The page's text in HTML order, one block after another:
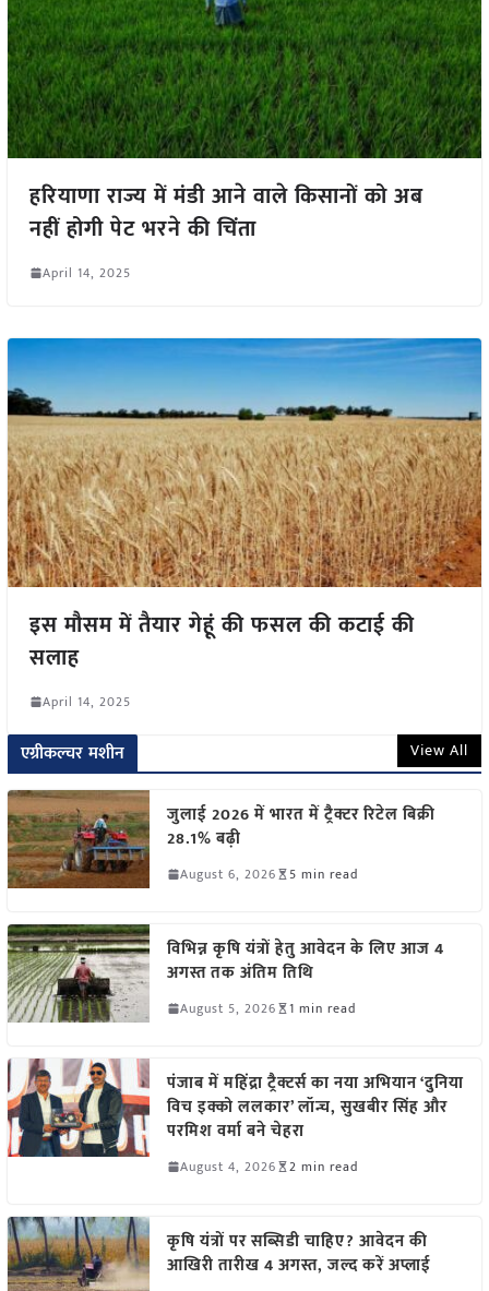
हरियाणा राज्य में मंडी आने वाले किसानों को अब
नहीं होगी पेट भरने की चिंता
April 14, 2025
इस मौसम में तैयार गेहूं की फसल की कटाई की
सलाह
April 14, 2025
एग्रीकल्चर मशीन View All
जुलाई 2026 में भारत में ट्रैक्टर रिटेल बिक्री
28.1% बढ़ी
August 6, 2026 5 min read
विभिन्न कृषि यंत्रों हेतु आवेदन के लिए आज 4
अगस्त तक अंतिम तिथि
August 5, 2026 1 min read
पंजाब में महिंद्रा ट्रैक्टर्स का नया अभियान ‘दुनिया
विच इक्को ललकार’ लॉन्च, सुखबीर सिंह और
परमिश वर्मा बने चेहरा
August 4, 2026 2 min read
कृषि यंत्रों पर सब्सिडी चाहिए? आवेदन की
आखिरी तारीख 4 अगस्त, जल्द करें अप्लाई